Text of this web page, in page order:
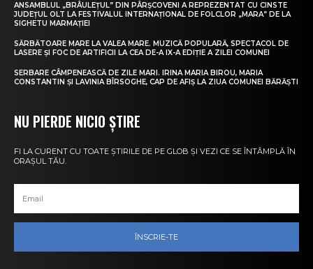
ANSAMBLUL „BRÂULEȚUL” DIN PÂRȘCOVENI A REPREZENTAT CU CINSTE
JUDEȚUL OLT LA FESTIVALUL INTERNAȚIONAL DE FOLCLOR „MARA” DE LA
SIGHETU MARMAȚIEI
SĂRBĂTOARE MARE LA VALEA MARE. MUZICĂ POPULARĂ, SPECTACOL DE
LASERE ȘI FOC DE ARTIFICII LA CEA DE-A IX-A EDIȚIE A ZILEI COMUNEI
SERBARE CÂMPENEASCĂ DE ZILE MARI. IRINA MARIA BIROU, MARIA
CONSTANTIN ȘI LAVINIA BÎRSOGHE, CAP DE AFIȘ LA ZIUA COMUNEI BĂRĂȘTI
NU PIERDE NICIO ȘTIRE
FI LA CURENT CU TOATE ȘTIRILE DE PE GLOB ȘI VEZI CE SE ÎNTÂMPLĂ ÎN
ORAȘUL TĂU.
ÎNSCRIE-TE